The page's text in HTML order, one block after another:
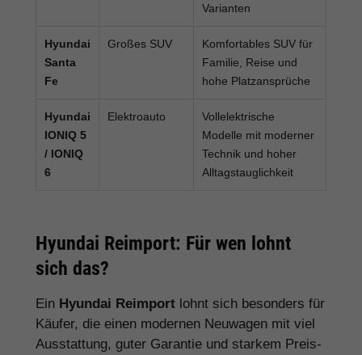
Varianten
Hyundai
Santa
Fe
Großes SUV
Komfortables SUV für
Familie, Reise und
hohe Platzansprüche
Hyundai
IONIQ 5
/ IONIQ
6
Elektroauto
Vollelektrische
Modelle mit moderner
Technik und hoher
Alltagstauglichkeit
Hyundai Reimport: Für wen lohnt
sich das?
Ein Hyundai Reimport lohnt sich besonders für
Käufer, die einen modernen Neuwagen mit viel
Ausstattung, guter Garantie und starkem Preis-